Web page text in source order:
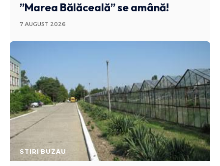
”Marea Bălăceală” se amână!
7 AUGUST 2026
STIRI BUZAU